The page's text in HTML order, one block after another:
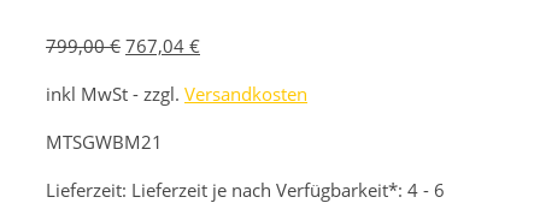
799,00€ Ursprünglicher
war:
799,00 €
767,04 €Aktueller
ist:
inkl MwSt - zzgl. Versandkosten
MTSGWBM21
Lieferzeit: Lieferzeit je nach Verfügbarkeit*: 4 - 6